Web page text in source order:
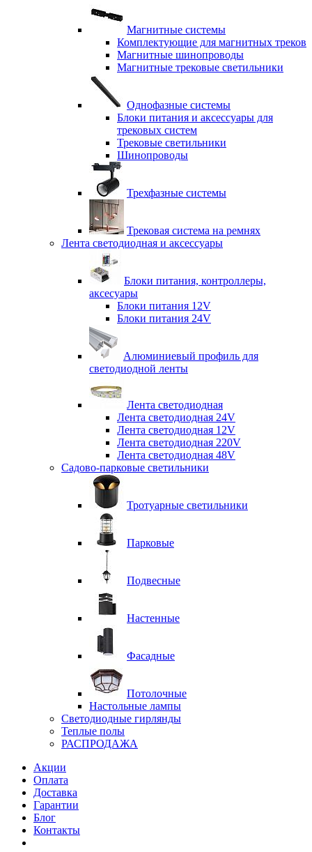
Магнитные системы
Комплектующие для магнитных треков
Магнитные шинопроводы
Магнитные трековые светильники
Однофазные системы
Блоки питания и аксессуары для
трековых систем
Трековые светильники
Шинопроводы
Трехфазные системы
Трековая система на ремнях
Лента светодиодная и аксессуары
Блоки питания, контроллеры,
аксесуары
Блоки питания 12V
Блоки питания 24V
Алюминиевый профиль для
светодиодной ленты
Лента светодиодная
Лента светодиодная 24V
Лента светодиодная 12V
Лента светодиодная 220V
Лента светодиодная 48V
Садово-парковые светильники
Тротуарные светильники
Парковые
Подвесные
Настенные
Фасадные
Потолочные
Настольные лампы
Светодиодные гирлянды
Теплые полы
РАСПРОДАЖА
Акции
Оплата
Доставка
Гарантии
Блог
Контакты